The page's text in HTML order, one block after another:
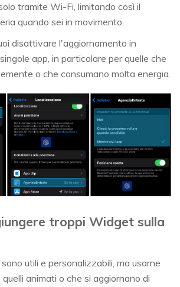
tramite Wi-Fi, limitando così il
quando sei in movimento.
disattivare l'aggiornamento in
app, in particolare per quelle che
o che consumano molta energia.
troppi Widget sulla
utili e personalizzabili, ma usarne
animati o che si aggiornano di